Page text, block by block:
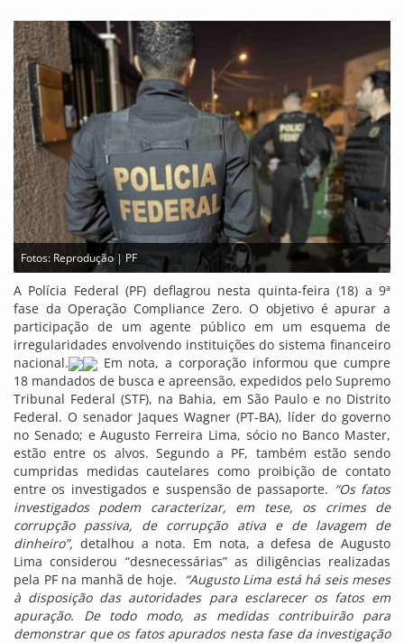
Fotos: Reprodução | PF
A Polícia Federal (PF) deflagrou nesta quinta-feira (18) a 9ª
fase da Operação Compliance Zero. O objetivo é apurar a
participação de um agente público em um esquema de
irregularidades envolvendo instituições do sistema financeiro
nacional.
Em nota, a corporação informou que cumpre
18 mandados de busca e apreensão, expedidos pelo Supremo
Tribunal Federal (STF), na Bahia, em São Paulo e no Distrito
Federal. O senador Jaques Wagner (PT-BA), líder do governo
no Senado; e Augusto Ferreira Lima, sócio no Banco Master,
estão entre os alvos. Segundo a PF, também estão sendo
cumpridas medidas cautelares como proibição de contato
entre os investigados e suspensão de passaporte. “Os fatos
investigados podem caracterizar, em tese, os crimes de
corrupção passiva, de corrupção ativa e de lavagem de
dinheiro”, detalhou a nota. Em nota, a defesa de Augusto
Lima considerou “desnecessárias” as diligências realizadas
pela PF na manhã de hoje.
“Augusto Lima está há seis meses
à disposição das autoridades para esclarecer os fatos em
apuração. De todo modo, as medidas contribuirão para
demonstrar que os fatos apurados nesta fase da investigação